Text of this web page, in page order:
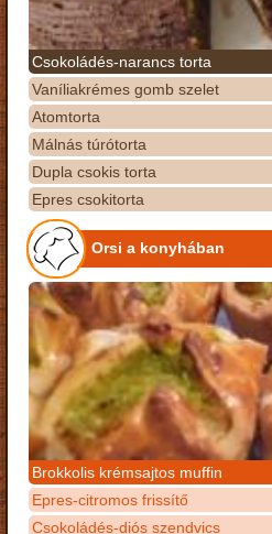
Csokoládés-narancs torta
Vaníliakrémes gomb szelet
Atomtorta
Málnás túrótorta
Dupla csokis torta
Epres csokitorta
Orsi a konyhában
Brokkolis krémsajtos muffin
Epres-citromos frissítő
Csokoládés-diós szendvics